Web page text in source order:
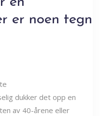
er noen tegn
dukker det opp en
av 40-årene eller